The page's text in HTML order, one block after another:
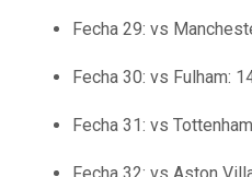
Fecha 29: vs
Fecha 30: vs Fulham:
Fecha 31: vs